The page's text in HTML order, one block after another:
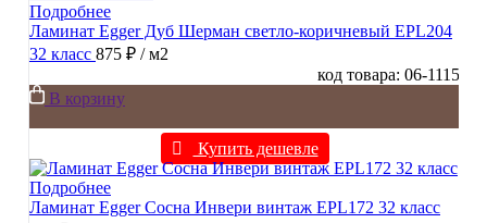
Подробнее
Ламинат Egger Дуб Шерман светло-коричневый EPL204
32 класс 875 ₽ / м2
код товара: 06-1115
В корзину
Купить дешевле
Подробнее
Ламинат Egger Сосна Инвери винтаж EPL172 32 класс